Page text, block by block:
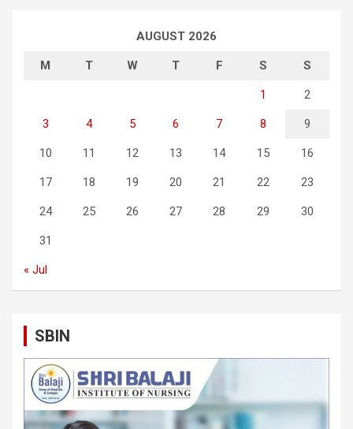
AUGUST 2026
M T W T F S S
1 2
3 4 5 6 7 8 9
10 11 12 13 14 15 16
17 18 19 20 21 22 23
24 25 26 27 28 29 30
31
« Jul
SBIN